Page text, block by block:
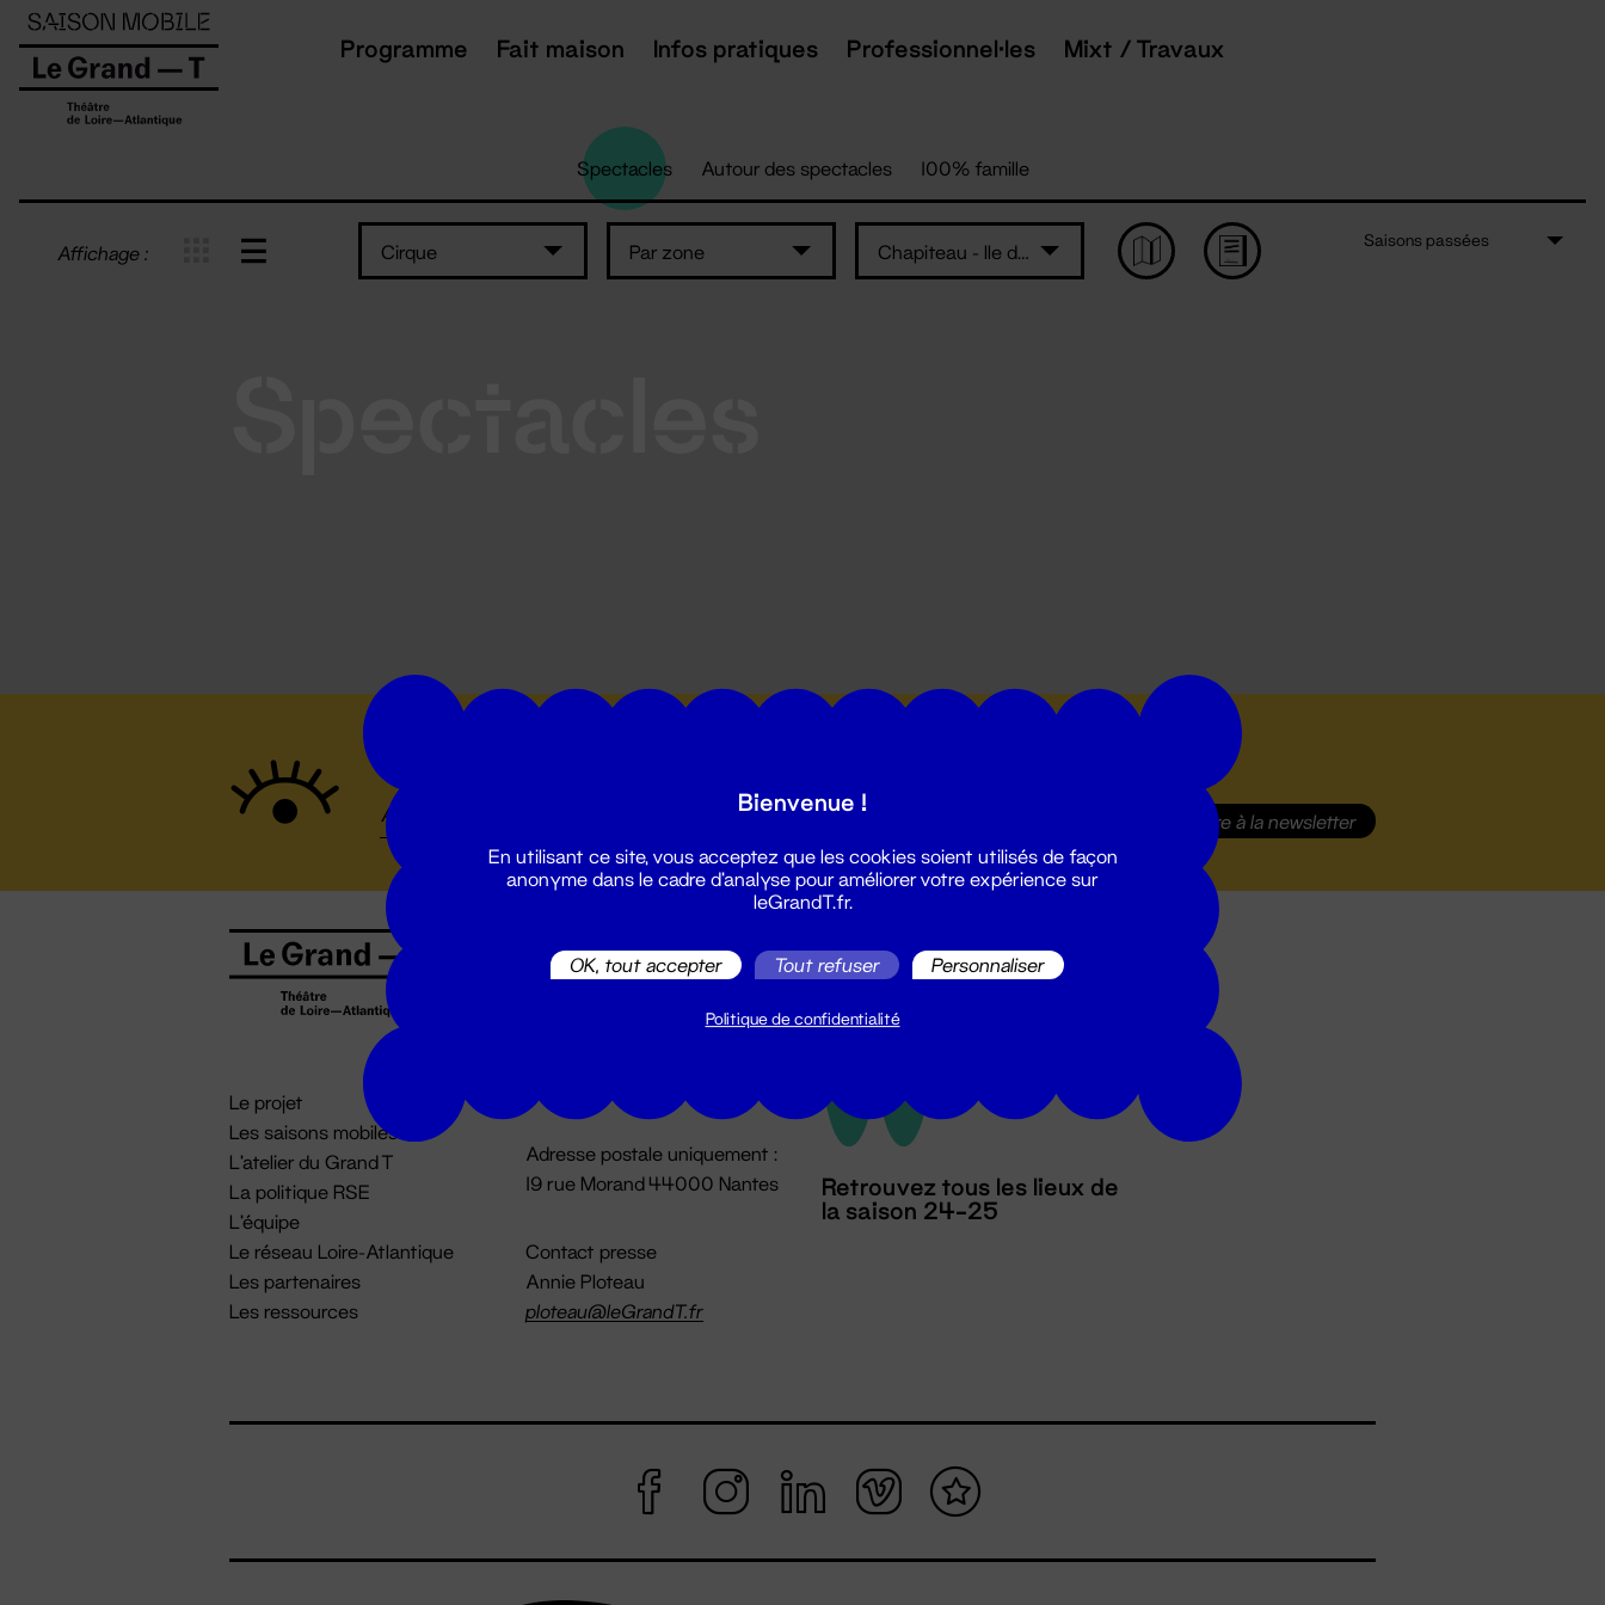
Programme Fait maison Infos pratiques Professionnel·les Mixt / Travaux
Spectacles Autour des spectacles 100% famille
Affichage : Cirque Par zone Chapiteau - Ile de Nantes
Saisons passées
S'inscrire à la newsletter
Le projet
Les saisons mobiles
L'atelier du Grand T
La politique RSE
L'équipe
Le réseau Loire-Atlantique
Les partenaires
Les ressources
02 51 88 25 25
Du lundi au vendredi 14h → 18h
Adresse postale uniquement :
19 rue Morand 44000 Nantes
Contact presse
Annie Ploteau
ploteau@leGrandT.fr
Retrouvez tous les lieux de
la saison 24-25
Panneau de gestion des cookies
Bienvenue !
En utilisant ce site, vous acceptez que les cookies soient utilisés de façon
anonyme dans le cadre d'analyse pour améliorer votre expérience sur
leGrandT.fr.
OK, tout accepter Tout refuser Personnaliser
Politique de confidentialité